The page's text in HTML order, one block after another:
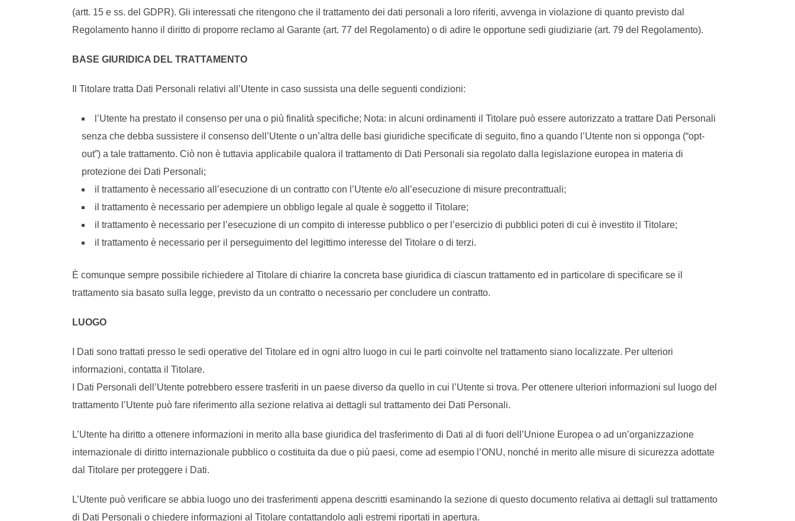
(artt. 15 e ss. del GDPR). Gli interessati che ritengono che il trattamento dei dati personali a loro riferiti, avvenga in violazione di quanto previsto dal
Regolamento hanno il diritto di proporre reclamo al Garante (art. 77 del Regolamento) o di adire le opportune sedi giudiziarie (art. 79 del Regolamento).
BASE GIURIDICA DEL TRATTAMENTO
Il Titolare tratta Dati Personali relativi all’Utente in caso sussista una delle seguenti condizioni:
l’Utente ha prestato il consenso per una o più finalità specifiche; Nota: in alcuni ordinamenti il Titolare può essere autorizzato a trattare Dati Personali
senza che debba sussistere il consenso dell’Utente o un’altra delle basi giuridiche specificate di seguito, fino a quando l’Utente non si opponga (“opt-
out”) a tale trattamento. Ciò non è tuttavia applicabile qualora il trattamento di Dati Personali sia regolato dalla legislazione europea in materia di
protezione dei Dati Personali;
il trattamento è necessario all’esecuzione di un contratto con l’Utente e/o all’esecuzione di misure precontrattuali;
il trattamento è necessario per adempiere un obbligo legale al quale è soggetto il Titolare;
il trattamento è necessario per l’esecuzione di un compito di interesse pubblico o per l’esercizio di pubblici poteri di cui è investito il Titolare;
il trattamento è necessario per il perseguimento del legittimo interesse del Titolare o di terzi.
È comunque sempre possibile richiedere al Titolare di chiarire la concreta base giuridica di ciascun trattamento ed in particolare di specificare se il
trattamento sia basato sulla legge, previsto da un contratto o necessario per concludere un contratto.
LUOGO
I Dati sono trattati presso le sedi operative del Titolare ed in ogni altro luogo in cui le parti coinvolte nel trattamento siano localizzate. Per ulteriori
informazioni, contatta il Titolare.
I Dati Personali dell’Utente potrebbero essere trasferiti in un paese diverso da quello in cui l’Utente si trova. Per ottenere ulteriori informazioni sul luogo del
trattamento l’Utente può fare riferimento alla sezione relativa ai dettagli sul trattamento dei Dati Personali.
L’Utente ha diritto a ottenere informazioni in merito alla base giuridica del trasferimento di Dati al di fuori dell’Unione Europea o ad un’organizzazione
internazionale di diritto internazionale pubblico o costituita da due o più paesi, come ad esempio l’ONU, nonché in merito alle misure di sicurezza adottate
dal Titolare per proteggere i Dati.
L’Utente può verificare se abbia luogo uno dei trasferimenti appena descritti esaminando la sezione di questo documento relativa ai dettagli sul trattamento
di Dati Personali o chiedere informazioni al Titolare contattandolo agli estremi riportati in apertura.